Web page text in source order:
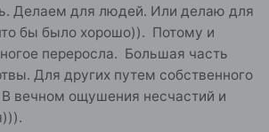
Затачивали на обратный эффект:
очень зависимым от
местами меня это даже
я - экстраверт, без
на режим "внутреннего
Одиночества не люблю,
это не зависимость от окружения.
Делаем для людей. Или делаю для
бы было хорошо)). Потому и
переросла. Большая часть
Для других путем собственного
вечном ощушения несчастий и